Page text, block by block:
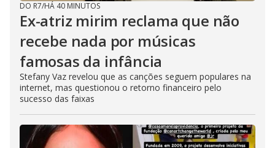
DO R7/HÁ 40 MINUTOS
Ex-atriz mirim reclama que não
recebe nada por músicas
famosas da infância
Stefany Vaz revelou que as canções seguem populares na
internet, mas questionou o retorno financeiro pelo
sucesso das faixas